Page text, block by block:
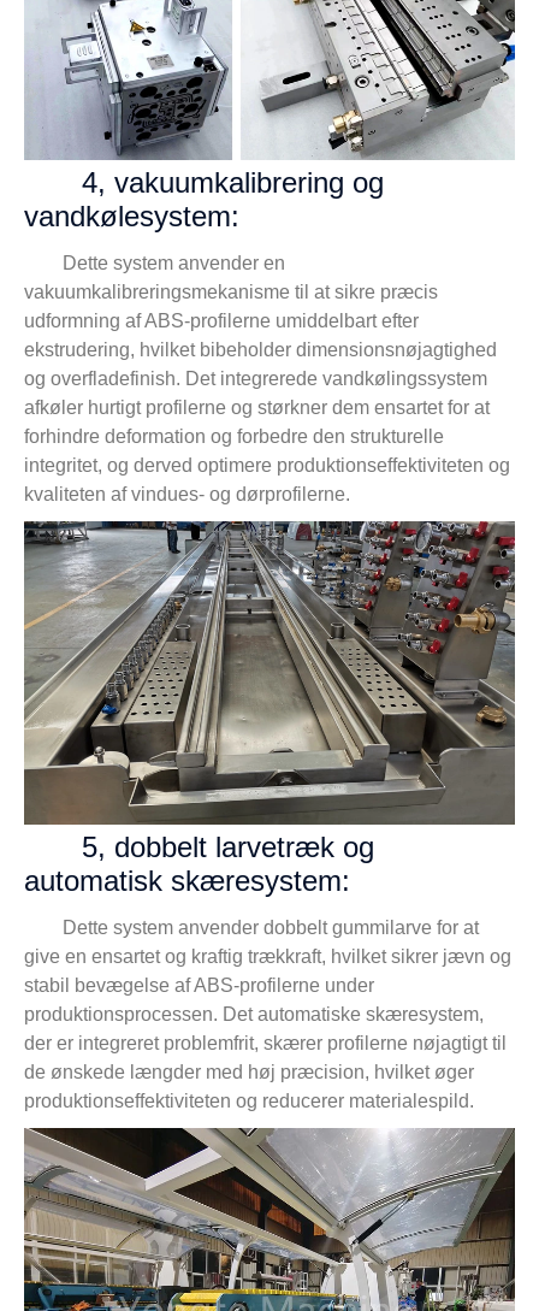
4, vakuumkalibrering og
vandkølesystem:
Dette system anvender en
vakuumkalibreringsmekanisme til at sikre præcis
udformning af ABS-profilerne umiddelbart efter
ekstrudering, hvilket bibeholder dimensionsnøjagtighed
og overfladefinish. Det integrerede vandkølingssystem
afkøler hurtigt profilerne og størkner dem ensartet for at
forhindre deformation og forbedre den strukturelle
integritet, og derved optimere produktionseffektiviteten og
kvaliteten af ​​vindues- og dørprofilerne.
5, dobbelt larvetræk og
automatisk skæresystem:
Dette system anvender dobbelt gummilarve for at
give en ensartet og kraftig trækkraft, hvilket sikrer jævn og
stabil bevægelse af ABS-profilerne under
produktionsprocessen. Det automatiske skæresystem,
der er integreret problemfrit, skærer profilerne nøjagtigt til
de ønskede længder med høj præcision, hvilket øger
produktionseffektiviteten og reducerer materialespild.